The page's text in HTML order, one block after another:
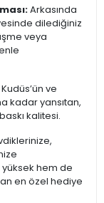
Arkasında
dilediğiniz
veya
Kudüs’ün ve
kadar yansıtan,
kalitesi.
hem de
en özel hediye